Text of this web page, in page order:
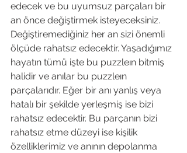
edecek ve bu uyumsuz parçaları bir
an önce değiştirmek isteyeceksiniz.
Değiştiremediğiniz her an sizi önemli
ölçüde rahatsız edecektir. Yaşadığımız
hayatın tümü işte bu puzzleın bitmiş
halidir ve anılar bu puzzleın
parçalarıdır. Eğer bir anı yanlış veya
hatalı bir şekilde yerleşmiş ise bizi
rahatsız edecektir. Bu parçanın bizi
rahatsız etme düzeyi ise kişilik
özelliklerimiz ve anının depolanma